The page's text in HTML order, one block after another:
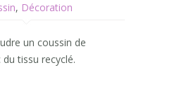
, Décoration
un coussin de
tissu recyclé.